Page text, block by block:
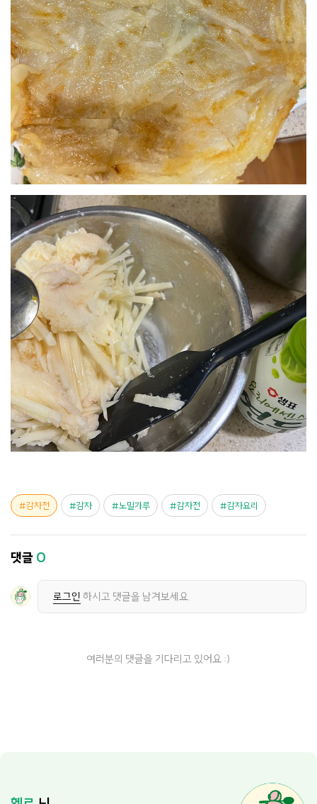
감자전 감자 노밀가루 감자전 감자요리
댓글 0
로그인 하시고 댓글을 남겨보세요.
여러분의 댓글을 기다리고 있어요 :)